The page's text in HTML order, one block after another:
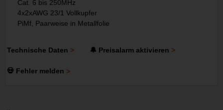
Cat. 6 bis 250MHz
4x2xAWG 23/1 Vollkupfer
PiMf, Paarweise in Metallfolie
Technische Daten 🔔 Preisalarm aktivieren
💀 Fehler melden